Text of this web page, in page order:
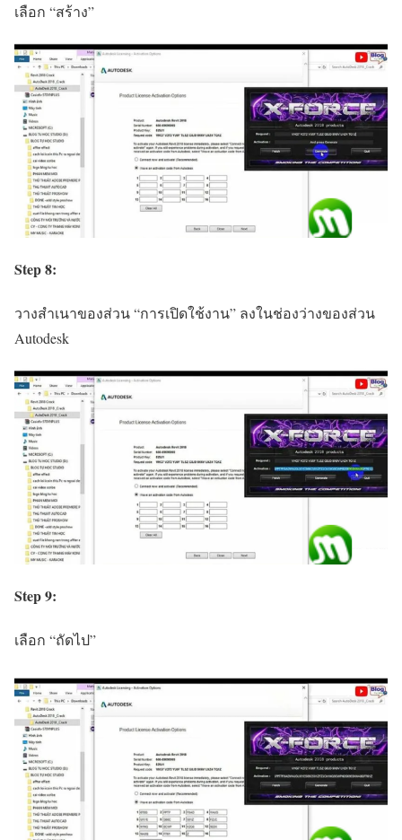
เลือก “สร้าง”
Step 8:
วางสำเนาของส่วน “การเปิดใช้งาน” ลงในช่องว่างของส่วน
Autodesk
Step 9:
เลือก “ถัดไป”